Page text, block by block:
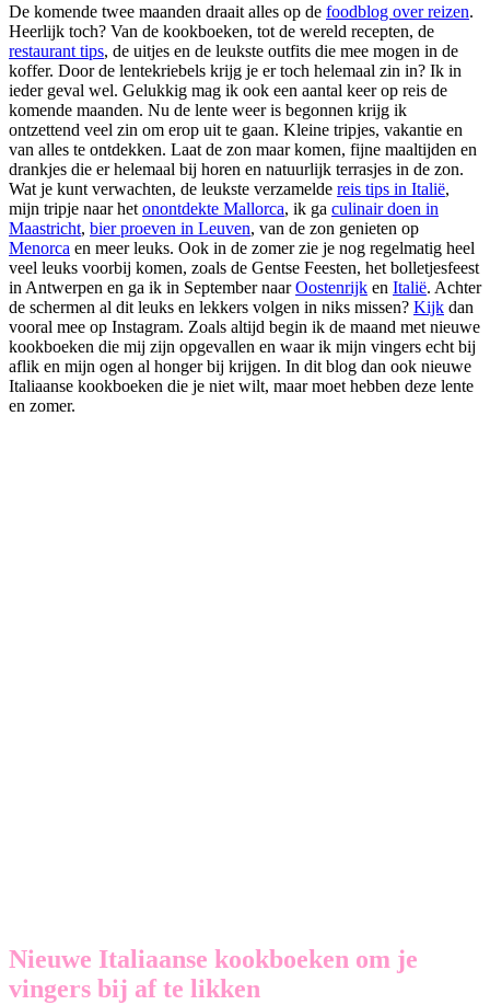
De komende twee maanden draait alles op de foodblog over reizen.
Heerlijk toch? Van de kookboeken, tot de wereld recepten, de
restaurant tips, de uitjes en de leukste outfits die mee mogen in de
koffer. Door de lentekriebels krijg je er toch helemaal zin in? Ik in
ieder geval wel. Gelukkig mag ik ook een aantal keer op reis de
komende maanden. Nu de lente weer is begonnen krijg ik
ontzettend veel zin om erop uit te gaan. Kleine tripjes, vakantie en
van alles te ontdekken. Laat de zon maar komen, fijne maaltijden en
drankjes die er helemaal bij horen en natuurlijk terrasjes in de zon.
Wat je kunt verwachten, de leukste verzamelde reis tips in Italië,
mijn tripje naar het onontdekte Mallorca, ik ga culinair doen in
Maastricht, bier proeven in Leuven, van de zon genieten op
Menorca en meer leuks. Ook in de zomer zie je nog regelmatig heel
veel leuks voorbij komen, zoals de Gentse Feesten, het bolletjesfeest
in Antwerpen en ga ik in September naarOostenrijk en Italië. Achter
de schermen al dit leuks en lekkers volgen in niks missen? Kijk dan
vooral mee op Instagram. Zoals altijd begin ik de maand met nieuwe
kookboeken die mij zijn opgevallen en waar ik mijn vingers echt bij
aflik en mijn ogen al honger bij krijgen. In dit blog dan ook nieuwe
Italiaanse kookboeken die je niet wilt, maar moet hebben deze lente
en zomer.
Nieuwe Italiaanse kookboeken om je
vingers bij af te likken